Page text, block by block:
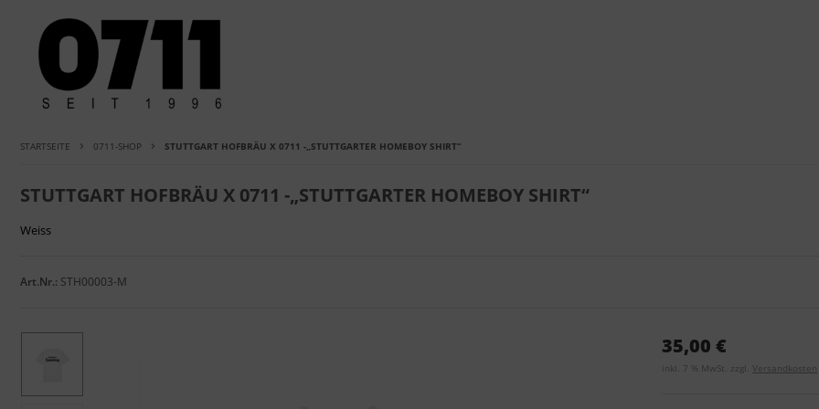
STARTSEITE 0711-SHOP STUTTGART HOFBRÄU X 0711 -„STUTTGARTER HOMEBOY SHIRT“
STUTTGART HOFBRÄU X 0711 -„STUTTGARTER HOMEBOY SHIRT“
Weiss
Art.Nr.: STH00003-M
35,00 €
inkl. 7 % MwSt. zzgl. Versandkosten